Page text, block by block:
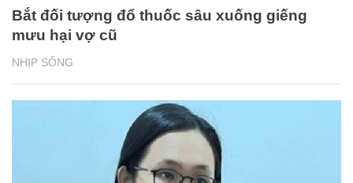
NHỊP SỐNG
Bắt đối tượng đổ thuốc sâu xuống giếng
mưu hại vợ cũ